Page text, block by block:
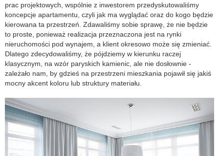
prac projektowych, wspólnie z inwestorem przedyskutowaliśmy
koncepcje apartamentu, czyli jak ma wyglądać oraz do kogo będzie
kierowana ta przestrzeń. Zdawaliśmy sobie sprawę, że nie będzie
to proste, ponieważ realizacja przeznaczona jest na rynki
nieruchomości pod wynajem, a klient okresowo może się zmieniać.
Dlatego zdecydowaliśmy, że pójdziemy w kierunku raczej
klasycznym, na wzór paryskich kamienic, ale nie dosłownie -
zależało nam, by gdzieś na przestrzeni mieszkania pojawił się jakiś
mocny akcent koloru lub struktury materiału.